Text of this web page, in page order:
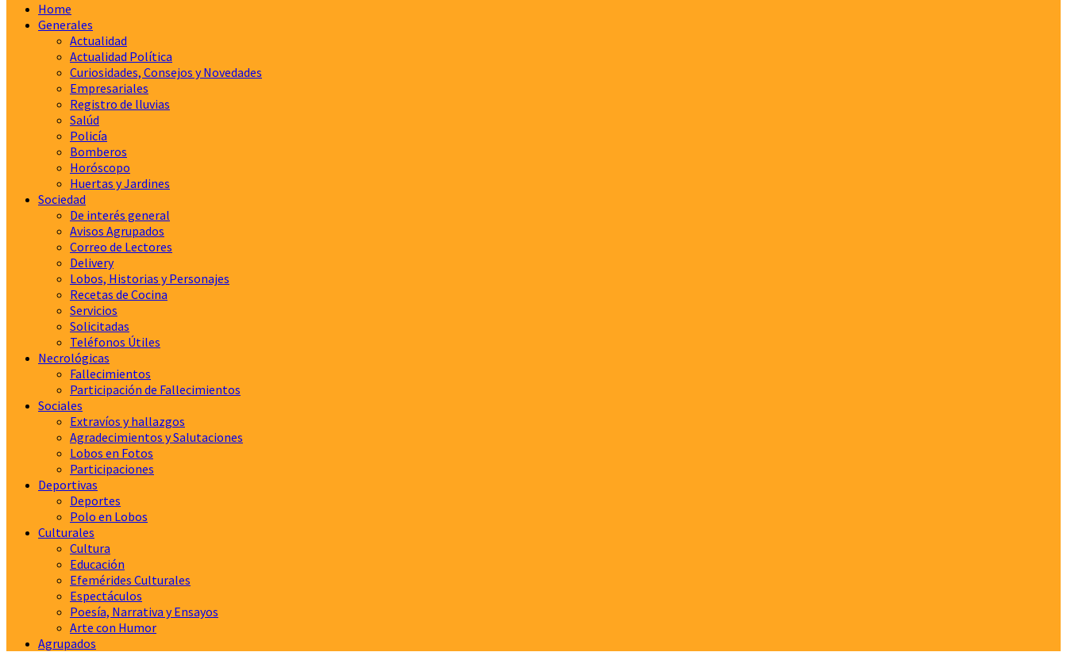
Home
Generales
Actualidad
Actualidad Política
Curiosidades, Consejos y Novedades
Empresariales
Registro de lluvias
Salúd
Policía
Bomberos
Horóscopo
Huertas y Jardines
Sociedad
De interés general
Avisos Agrupados
Correo de Lectores
Delivery
Lobos, Historias y Personajes
Recetas de Cocina
Servicios
Solicitadas
Teléfonos Útiles
Necrológicas
Fallecimientos
Participación de Fallecimientos
Sociales
Extravíos y hallazgos
Agradecimientos y Salutaciones
Lobos en Fotos
Participaciones
Deportivas
Deportes
Polo en Lobos
Culturales
Cultura
Educación
Efemérides Culturales
Espectáculos
Poesía, Narrativa y Ensayos
Arte con Humor
Agrupados